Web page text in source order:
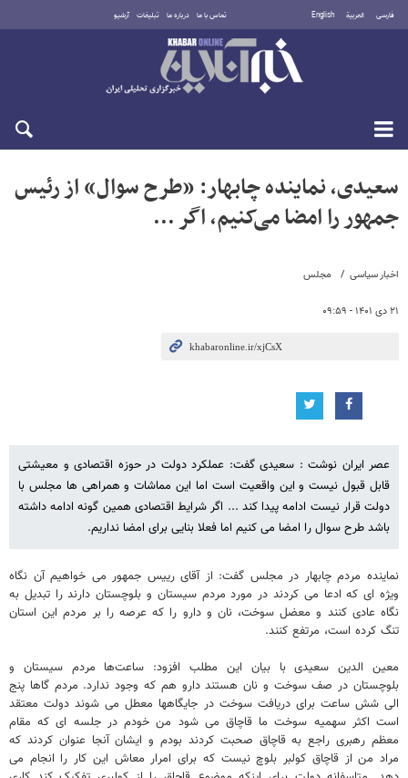
فارسی العربية English تماس با ما درباره ما تبلیغات آرشیو
شنبه ۱۷ مرداد ۱۴۰۵
اخبار سیاسی مجلس
۲۱ دی ۱۴۰۱ - ۰۹:۵۹
سعیدی، نماینده چابهار: «طرح سوال» از رئیس
جمهور را امضا می‌کنیم، اگر ...
عصر ایران نوشت : سعیدی گفت: عملکرد دولت در حوزه اقتصادی و معیشتی
قابل قبول نیست و این واقعیت است اما این مماشات و همراهی ها مجلس با
دولت قرار نیست ادامه پیدا کند ... اگر شرایط اقتصادی همین گونه ادامه داشته
باشد طرح سوال را امضا می کنیم اما فعلا بنایی برای امضا نداریم.
نماینده مردم چابهار در مجلس گفت: از آقای رییس جمهور می خواهیم آن نگاه
ویژه ای که ادعا می کردند در مورد مردم سیستان و بلوچستان دارند را تبدیل به
نگاه عادی کنند و معضل سوخت، نان و دارو را که عرصه را بر مردم این استان
تنگ کرده است، مرتفع کنند.
معین الدین سعیدی با بیان این مطلب افزود: ساعت‌ها مردم سیستان و
بلوچستان در صف سوخت و نان هستند دارو هم که وجود ندارد. مردم گاها پنج
الی شش ساعت برای دریافت سوخت در جایگاهها معطل می شوند دولت معتقد
است اکثر سهمیه سوخت ما قاچاق می شود من خودم در جلسه ای که مقام
معظم رهبری راجع به قاچاق صحبت کردند بودم و ایشان آنجا عنوان کردند که
مراد من از قاچاق کولبر بلوچ نیست که برای امرار معاش این کار را انجام می